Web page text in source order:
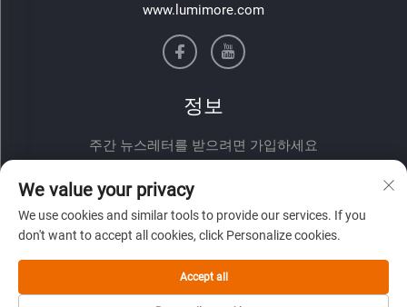
www.lumimore.com
정보
주간 뉴스레터를 받으려면 가입하세요
제출
We value your privacy
We use cookies and similar tools to provide our services. If you
don't want to accept all cookies, click Personalize cookies.
Accept all